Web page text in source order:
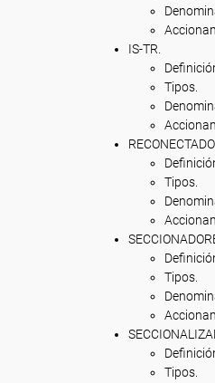
IS-TR.
Tipos.
Tipos.
Tipos.
Tipos.